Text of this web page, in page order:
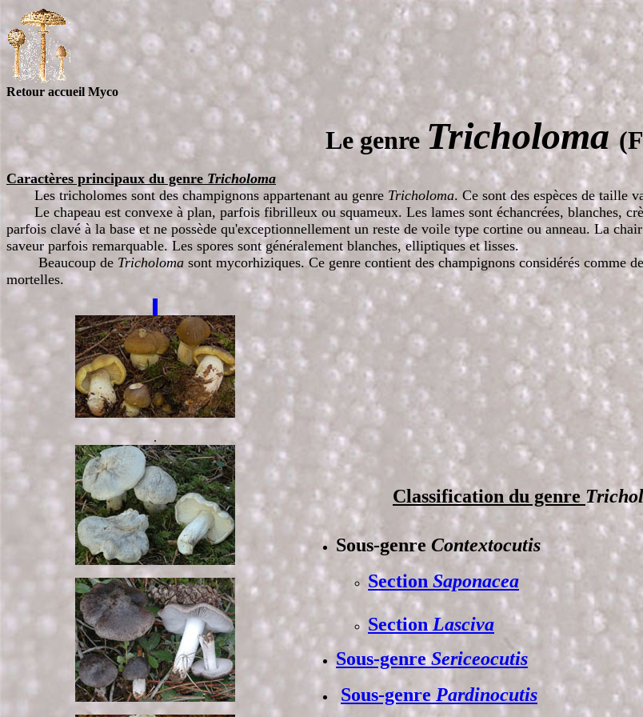
Retour accueil Myco
Le genreTricholoma
Caractères principaux du genre Tricholoma
Les tricholomes sont des champignons appartenant au genre Tricholoma. Ce sont des espèces de taille
Le chapeau est convexe à plan, parfois fibrilleux ou squameux. Les lames sont échancrées, blanches,
parfois clavé à la base et ne possède qu'exceptionnellement un reste de voile type cortine ou anneau. La
saveur parfois remarquable. Les spores sont généralement blanches, elliptiques et lisses.
Beaucoup de Tricholoma sont mycorhiziques. Ce genre contient des champignons considérés comme
mortelles.
.
Classification du genre
Sous-genre Contextocutis
Section Saponacea
Section Lasciva
Sous-genre Sericeocutis
Sous-genre Pardinocutis